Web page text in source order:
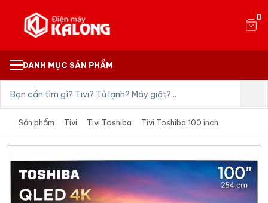
0
DANH MỤC SẢN PHẨM
Sản phẩm Tivi Tivi Toshiba Tivi Toshiba 100 inch